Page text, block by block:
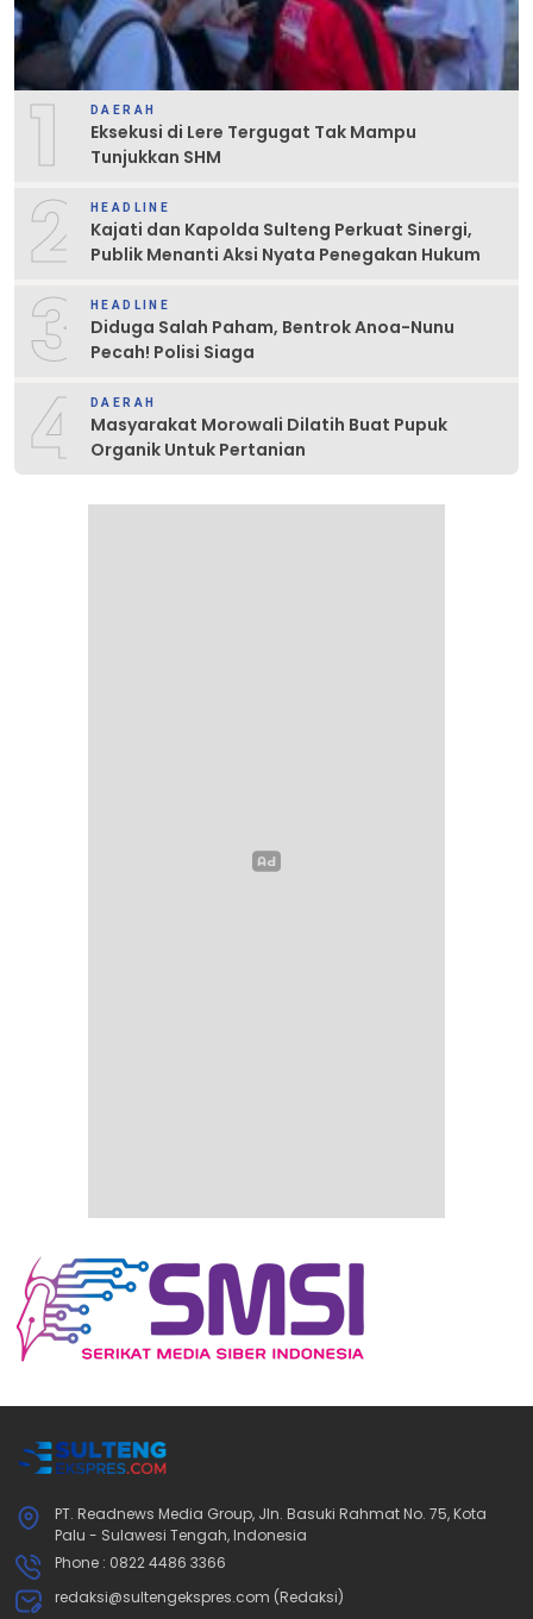
1 DAERAH
Eksekusi di Lere Tergugat Tak Mampu
Tunjukkan SHM
2 HEADLINE
Kajati dan Kapolda Sulteng Perkuat Sinergi,
Publik Menanti Aksi Nyata Penegakan Hukum
3 HEADLINE
Diduga Salah Paham, Bentrok Anoa-Nunu
Pecah! Polisi Siaga
4 DAERAH
Masyarakat Morowali Dilatih Buat Pupuk
Organik Untuk Pertanian
PT. Readnews Media Group, Jln. Basuki Rahmat No. 75, Kota
Palu - Sulawesi Tengah, Indonesia
Phone : 0822 4486 3366
redaksi@sultengekspres.com (Redaksi)